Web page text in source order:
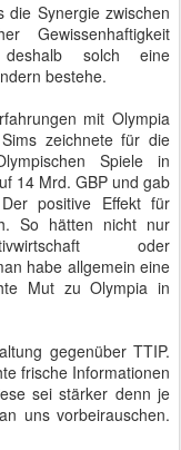
die Synergie zwischen
Gewissenhaftigkeit
solch eine
bestehe.
mit Olympia
zeichnete für die
Spiele in
14 Mrd. GBP und gab
positive Effekt für
So hätten nicht nur
oder
habe allgemein eine
Mut zu Olympia in
gegenüber TTIP.
frische Informationen
sei stärker denn je
uns vorbeirauschen.